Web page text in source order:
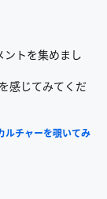
トを集めまし
感じてみてくだ
ルチャーを覗いてみ